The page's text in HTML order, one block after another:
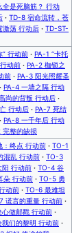
全是死脑筋？ 行动
· TD-8 宿命流转，苍
激荡 行动后 · TD-ST-
” 行动前 · PA-1 “卡托
动前 · PA-2 枷锁之
前 · PA-3 阳光照耀圣
· PA-4 一墙之隔 行动
尚的背叛 行动后 ·
行动后 · PA-7 死结
· PA-8 一千年后 行动
完整的缺损
：终点 行动前 · TO-1
混乱 行动前 · TO-3
行动前 · TO-4 谷
朵 行动前 · TO-5 勇
动前 · TO-6 最难坦
谎言的重量 行动前 ·
做邮戳 行动前 ·
们的黎明 行动前 ·